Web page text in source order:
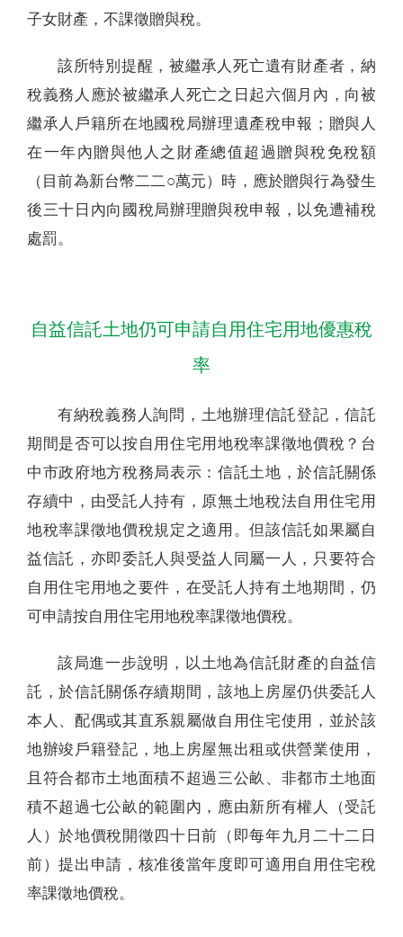
子女財產，不課徵贈與稅。
該所特別提醒，被繼承人死亡遺有財產者，納
稅義務人應於被繼承人死亡之日起六個月內，向被
繼承人戶籍所在地國稅局辦理遺產稅申報；贈與人
在一年內贈與他人之財產總值超過贈與稅免稅額
（目前為新台幣二二○萬元）時，應於贈與行為發生
後三十日內向國稅局辦理贈與稅申報，以免遭補稅
處罰。
自益信託土地仍可申請自用住宅用地優惠稅
率
有納稅義務人詢問，土地辦理信託登記，信託
期間是否可以按自用住宅用地稅率課徵地價稅？台
中市政府地方稅務局表示：信託土地，於信託關係
存續中，由受託人持有，原無土地稅法自用住宅用
地稅率課徵地價稅規定之適用。但該信託如果屬自
益信託，亦即委託人與受益人同屬一人，只要符合
自用住宅用地之要件，在受託人持有土地期間，仍
可申請按自用住宅用地稅率課徵地價稅。
該局進一步說明，以土地為信託財產的自益信
託，於信託關係存續期間，該地上房屋仍供委託人
本人、配偶或其直系親屬做自用住宅使用，並於該
地辦竣戶籍登記，地上房屋無出租或供營業使用，
且符合都市土地面積不超過三公畝、非都市土地面
積不超過七公畝的範圍內，應由新所有權人（受託
人）於地價稅開徵四十日前（即每年九月二十二日
前）提出申請，核准後當年度即可適用自用住宅稅
率課徵地價稅。